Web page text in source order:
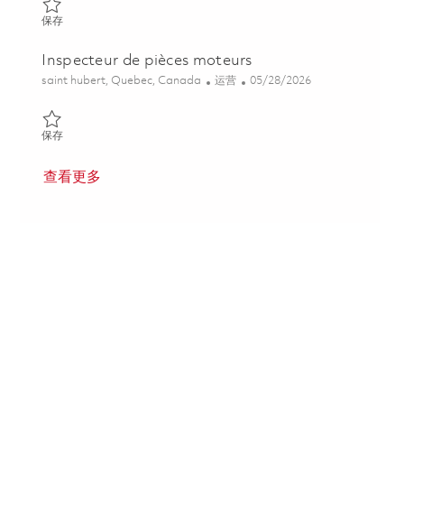
保存保存 Tolier, Fabrication Aéronautique 01858971
Inspecteur de pièces moteurs
位置
saint hubert, Quebec, Canada 类别
运营 Posted Date
05/28/2026
保存保存 Inspecteur de pièces moteurs 01842140
查看更多